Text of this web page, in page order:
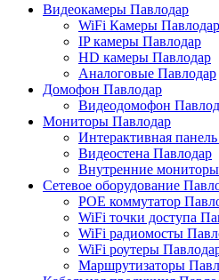
Видеокамеры Павлодар
WiFi Камеры Павлодар
IP камеры Павлодар
HD камеры Павлодар
Аналоговые Павлодар
Домофон Павлодар
Видеодомофон
Мониторы Павлодар
Интерактивная
Видеостена Павлодар
Внутренние
Сетевое оборудование
POE коммутатор
WiFi точки доступа
WiFi радиомосты
WiFi роутеры
Маршрутизаторы